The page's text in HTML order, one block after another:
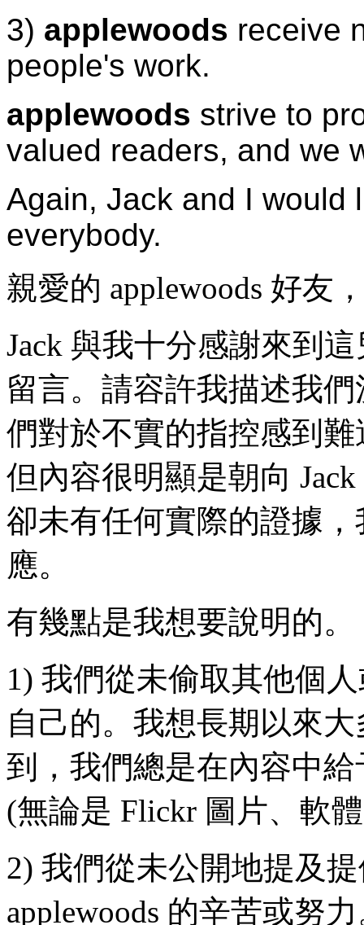
3) applewoods receive
people's work.
applewoods strive to
valued readers, and we
Again, Jack and I would
everybody.
親愛的 applewoods 好友
Jack 與我十分感謝來到
留言。請容許我描述我
們對於不實的指控感到
但內容很明顯是朝向
卻未有任何實際的證據
應。
有幾點是我想要說明的。
1) 我們從未偷取其他個
自己的。我想長期以來
到，我們總是在內容中
(無論是 Flickr 圖片、軟
2) 我們從未公開地提及
applewoods 的辛苦或努